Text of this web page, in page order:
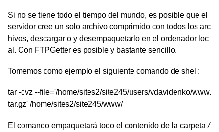
Si no se tiene todo el tiempo del mundo, es posible que el
servidor cree un solo archivo comprimido con todos los arc
hivos, descargarlo y desempaquetarlo en el ordenador loc
al. Con FTPGetter es posible y bastante sencillo.
Tomemos como ejemplo el siguiente comando de shell:
tar -cvz --file='/home/sites2/site245/users/vdavidenko/www.
tar.gz' /home/sites2/site245/www/
El comando empaquetará todo el contenido de la carpeta/